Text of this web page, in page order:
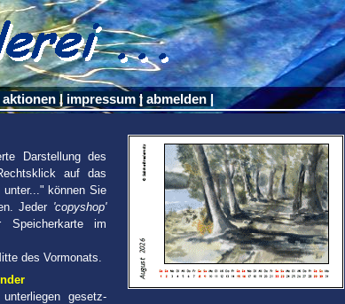
aktionen | impressum | abmelden |
Darstellung des
auf das
können Sie
Jeder 'copyshop'
im
des Vormonats.
un­ter­lie­gen gesetz­